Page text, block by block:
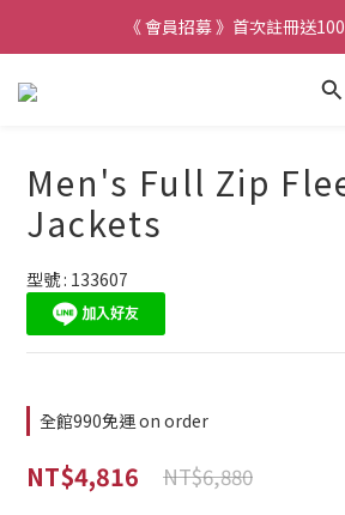
《 會員招募 》首次註冊送
Men's Full Zip
Jackets
型號 : 133607
全館990免運 on order
NT$4,816 NT$6,880